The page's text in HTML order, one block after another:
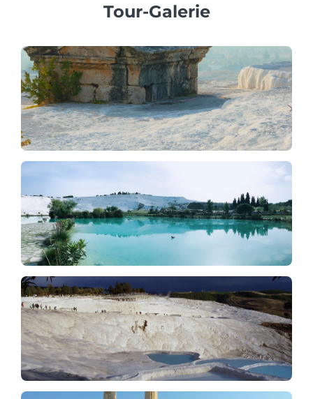
Tour-Galerie